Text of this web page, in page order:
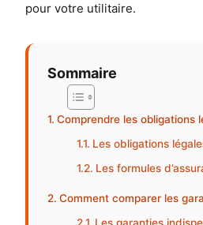
pour votre utilitaire.
Sommaire
Comprendre les obligations
Les obligations
Les formules
Comment comparer les